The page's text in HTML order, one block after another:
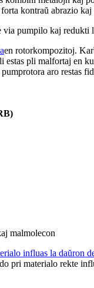
kontraŭ abrazio
pumpilo kaj redukti
en rotorkompozitoj.
pli malfortaj en
aro restas
influas la daŭron
pri materialo rekte